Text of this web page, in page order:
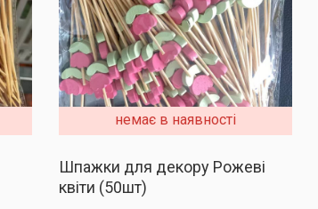
немає в наявності
Шпажки для декору Рожеві
квіти (50шт)